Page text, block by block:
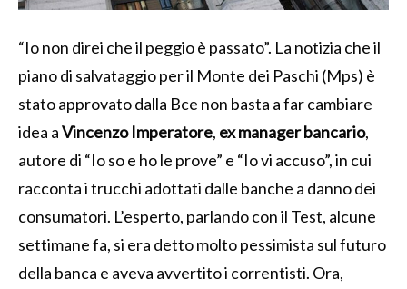
“Io non direi che il peggio è passato”. La notizia che il
piano di salvataggio per il Monte dei Paschi (Mps) è
stato approvato dalla Bce non basta a far cambiare
idea aVincenzo Imperatore, ex manager bancario,
autore di “Io so e ho le prove” e “Io vi accuso”, in cui
racconta i trucchi adottati dalle banche a danno dei
consumatori. L’esperto, parlando con il Test, alcune
settimane fa, si era detto molto pessimista sul futuro
della banca e aveva avvertito i correntisti. Ora,